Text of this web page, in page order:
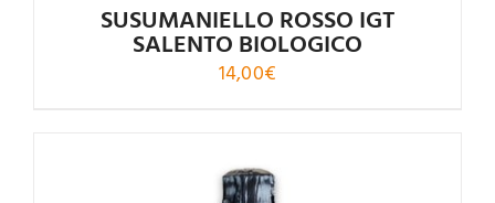
SUSUMANIELLO ROSSO IGT
SALENTO BIOLOGICO
14,00€